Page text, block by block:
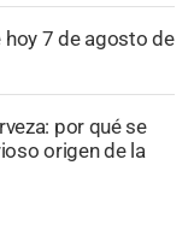
7 de agosto de
por qué se
origen de la